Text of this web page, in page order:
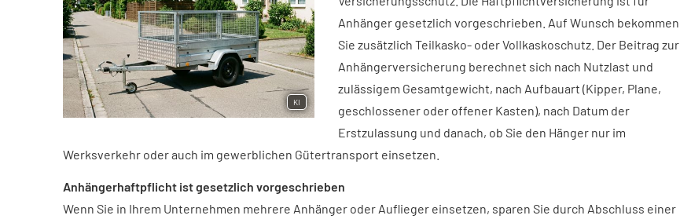
KI
Anhänger gesetzlich vorgeschrieben. Auf Wunsch bekommen
Sie zusätzlich Teilkasko- oder Vollkaskoschutz. Der Beitrag zur
Anhängerversicherung berechnet sich nach Nutzlast und
zulässigem Gesamtgewicht, nach Aufbauart (Kipper, Plane,
geschlossener oder offener Kasten), nach Datum der
Erstzulassung und danach, ob Sie den Hänger nur im
Werksverkehr oder auch im gewerblichen Gütertransport einsetzen.
Anhängerhaftpflicht ist gesetzlich vorgeschrieben
Wenn Sie in Ihrem Unternehmen mehrere Anhänger oder Auflieger einsetzen, sparen Sie durch Abschluss einer